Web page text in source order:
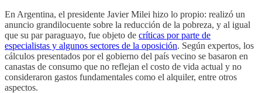
En Argentina, el presidente Javier Milei hizo lo propio: realizó un
anuncio grandilocuente sobre la reducción de la pobreza, y al igual
que su par paraguayo, fue objeto de críticas por parte de
especialistas y algunos sectores de la oposición. Según expertos, los
cálculos presentados por el gobierno del país vecino se basaron en
canastas de consumo que no reflejan el costo de vida actual y no
consideraron gastos fundamentales como el alquiler, entre otros
aspectos.